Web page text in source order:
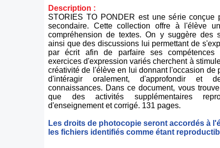
Description :
STORIES TO PONDER est une série conçue
secondaire. Cette collection offre à l'élève
compréhension de textes. On y suggère des
ainsi que des discussions lui permettant de
par écrit afin de parfaire ses compétences
exercices d'expression variés cherchent à
créativité de l'élève en lui donnant l'occasion de
d'intéragir oralement, d'approfondir et
connaissances. Dans ce document, vous
que des activités supplémentaires
d'enseignement et corrigé. 131 pages.
Les droits de photocopie seront accordés à
les fichiers identifiés comme étant